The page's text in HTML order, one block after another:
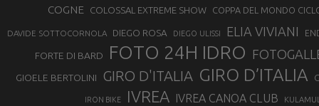
COGNE COLOSSAL EXTREME SHOW COPPA DEL MONDO
DAVIDE SOTTOCORNOLA DIEGO ROSA DIEGO ULISSI ELIA VIVIANI
FORTE DI BARD FOTO 24H IDRO
GIOELE BERTOLINI GIRO D'ITALIA GIRO D’ITALIA
IRON BIKE IVREA IVREA CANOA CLUB